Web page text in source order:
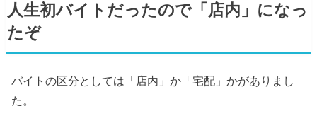
人生初バイトだったので「店内」になっ
たぞ
バイトの区分としては「店内」か「宅配」かがありまし
た。